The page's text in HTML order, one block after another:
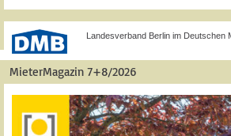
Landesverband Berlin im Deutschen
MieterMagazin 7+8/2026